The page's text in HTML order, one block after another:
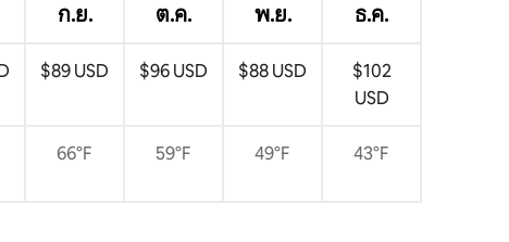
ก.ย. ต.ค. พ.ย. ธ.ค.
$89 USD $96 USD $88 USD
$102
USD
66°F 59°F 49°F 43°F